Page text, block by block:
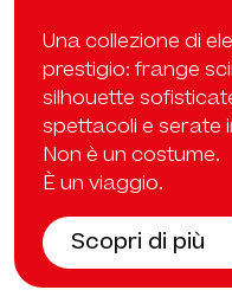
Una collezione di
prestigio: frange
silhouette
spettacoli e serate
Non è un costume.
È un viaggio.
Scopri di più